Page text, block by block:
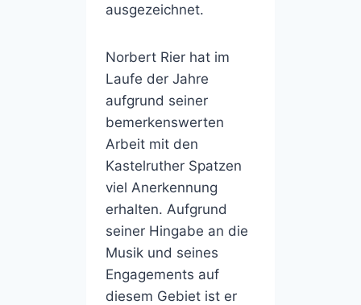
ausgezeichnet.
Norbert Rier hat im
Laufe der Jahre
aufgrund seiner
bemerkenswerten
Arbeit mit den
Kastelruther Spatzen
viel Anerkennung
erhalten. Aufgrund
seiner Hingabe an die
Musik und seines
Engagements auf
diesem Gebiet ist er